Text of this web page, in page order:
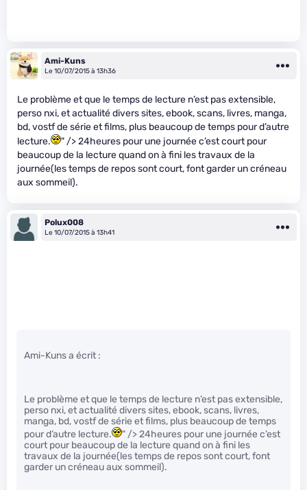
Ami-Kuns
Le 10/07/2015 à 13h36
Le problème et que le temps de lecture n’est pas extensible,
perso nxi, et actualité divers sites, ebook, scans, livres, manga,
bd, vostf de série et films, plus beaucoup de temps pour d’autre
lecture.
" /> 24heures pour une journée c’est court pour
beaucoup de la lecture quand on à fini les travaux de la
journée(les temps de repos sont court, font garder un créneau
aux sommeil).
Polux008
Le 10/07/2015 à 13h41
Ami-Kuns a écrit :
Le problème et que le temps de lecture n’est pas extensible,
perso nxi, et actualité divers sites, ebook, scans, livres,
manga, bd, vostf de série et films, plus beaucoup de temps
pour d’autre lecture.
" /> 24heures pour une journée c’est
court pour beaucoup de la lecture quand on à fini les
travaux de la journée(les temps de repos sont court, font
garder un créneau aux sommeil).